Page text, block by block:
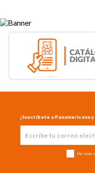
¡Suscríbete a
He leído